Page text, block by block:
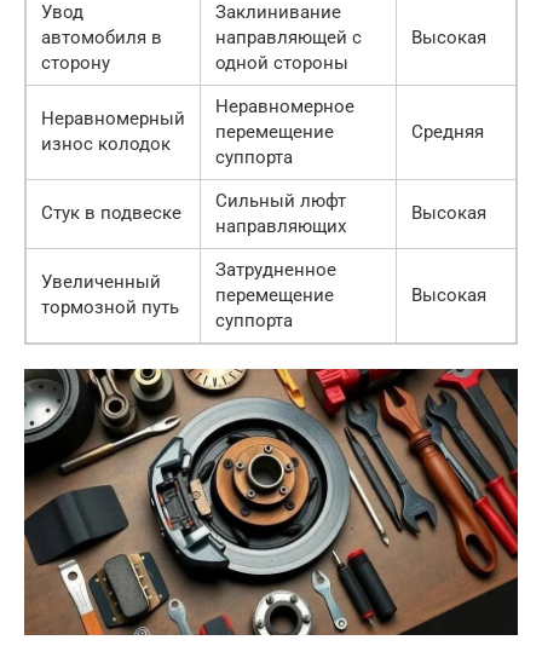
Увод
автомобиля в
сторону
Заклинивание
направляющей с
одной стороны
Высокая
Неравномерный
износ колодок
Неравномерное
перемещение
суппорта
Средняя
Стук в подвеске
Сильный люфт
направляющих
Высокая
Увеличенный
тормозной путь
Затрудненное
перемещение
суппорта
Высокая